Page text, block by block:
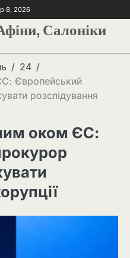
8, 2026
Салоніки
24
Європейський
розслідування
оком ЄС: